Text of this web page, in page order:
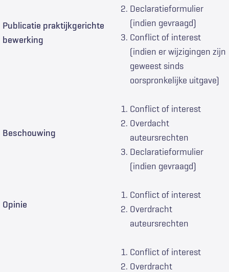
Publicatie praktijkgerichte
bewerking
Declaratieformulier
(indien gevraagd)
Conflict of interest
(indien er wijzigingen zijn
geweest sinds
oorspronkelijke uitgave)
Beschouwing
Conflict of interest
Overdacht
auteursrechten
Declaratieformulier
(indien gevraagd)
Opinie
Conflict of interest
Overdracht
auteursrechten
Conflict of interest
Overdracht